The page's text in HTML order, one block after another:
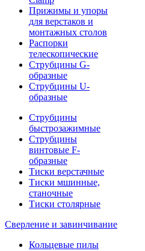
Прижимы и упоры
для верстаков и
монтажных столов
Распорки
телескопические
Струбцины G-
образные
Струбцины U-
образные
Струбцины
быстрозажимные
Струбцины
винтовые F-
образные
Тиски верстачные
Тиски мшинные,
станочные
Тиски столярные
Сверление и завинчивание
Кольцевые пилы